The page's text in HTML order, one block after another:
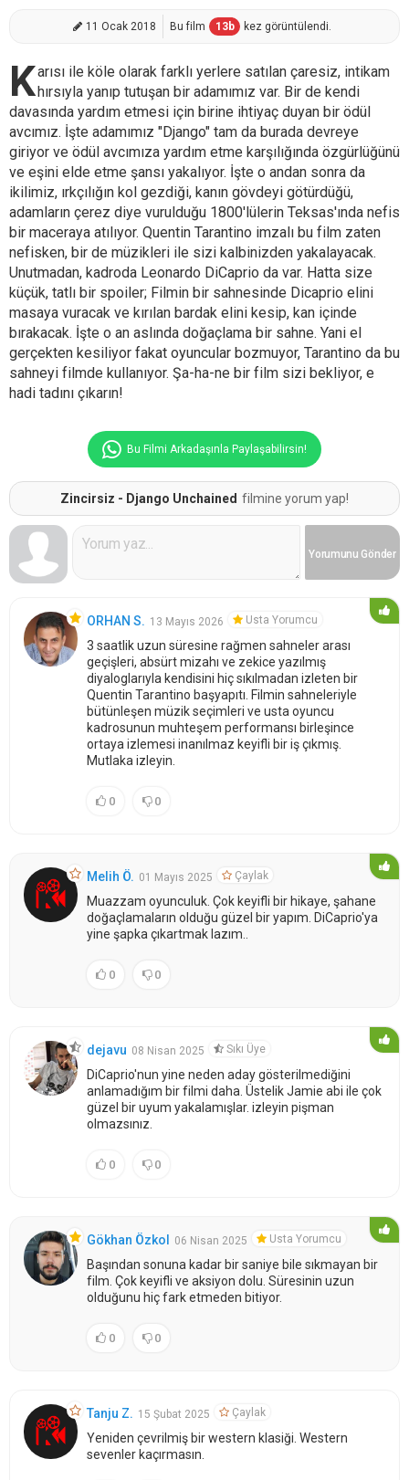
11 Ocak 2018 Bu film 13b kez görüntülendi.
Karısı ile köle olarak farklı yerlere satılan çaresiz, intikam
hırsıyla yanıp tutuşan bir adamımız var. Bir de kendi
davasında yardım etmesi için birine ihtiyaç duyan bir ödül
avcımız. İşte adamımız "Django" tam da burada devreye
giriyor ve ödül avcımıza yardım etme karşılığında özgürlüğünü
ve eşini elde etme şansı yakalıyor. İşte o andan sonra da
ikilimiz, ırkçılığın kol gezdiği, kanın gövdeyi götürdüğü,
adamların çerez diye vurulduğu 1800'lülerin Teksas'ında nefis
bir maceraya atılıyor. Quentin Tarantino imzalı bu film zaten
nefisken, bir de müzikleri ile sizi kalbinizden yakalayacak.
Unutmadan, kadroda Leonardo DiCaprio da var. Hatta size
küçük, tatlı bir spoiler; Filmin bir sahnesinde Dicaprio elini
masaya vuracak ve kırılan bardak elini kesip, kan içinde
bırakacak. İşte o an aslında doğaçlama bir sahne. Yani el
gerçekten kesiliyor fakat oyuncular bozmuyor, Tarantino da bu
sahneyi filmde kullanıyor. Şa-ha-ne bir film sizi bekliyor, e
hadi tadını çıkarın!
Bu Filmi Arkadaşınla Paylaşabilirsin!
Zincirsiz - Django Unchained filmine yorum yap!
Yorumunu Gönder
ORHAN S. 13 Mayıs 2026 Usta Yorumcu
3 saatlik uzun süresine rağmen sahneler arası
geçişleri, absürt mizahı ve zekice yazılmış
diyaloglarıyla kendisini hiç sıkılmadan izleten bir
Quentin Tarantino başyapıtı. Filmin sahneleriyle
bütünleşen müzik seçimleri ve usta oyuncu
kadrosunun muhteşem performansı birleşince
ortaya izlemesi inanılmaz keyifli bir iş çıkmış.
Mutlaka izleyin.
0 0
Melih Ö. 01 Mayıs 2025 Çaylak
Muazzam oyunculuk. Çok keyifli bir hikaye, şahane
doğaçlamaların olduğu güzel bir yapım. DiCaprio'ya
yine şapka çıkartmak lazım..
0 0
dejavu 08 Nisan 2025 Sıkı Üye
DiCaprio'nun yine neden aday gösterilmediğini
anlamadığım bir filmi daha. Üstelik Jamie abi ile çok
güzel bir uyum yakalamışlar. izleyin pişman
olmazsınız.
0 0
Gökhan Özkol 06 Nisan 2025 Usta Yorumcu
Başından sonuna kadar bir saniye bile sıkmayan bir
film. Çok keyifli ve aksiyon dolu. Süresinin uzun
olduğunu hiç fark etmeden bitiyor.
0 0
Tanju Z. 15 Şubat 2025 Çaylak
Yeniden çevrilmiş bir western klasiği. Western
sevenler kaçırmasın.